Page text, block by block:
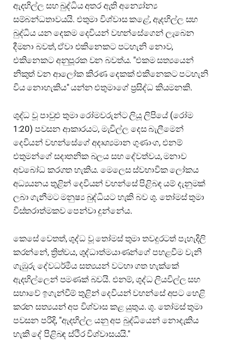
ඇදහිල්ල සහ බුද්ධිය අතර ඇති අන්‍යෝන්‍ය
සම්බන්ධතාවයයි. එතුමා විශ්වාස කළේ, ඇදහිල්ල සහ
බුද්ධිය යන දෙකම දෙවියන් වහන්සේගෙන් ලැබෙන
දීමනා බවත්, ඒවා එකිනෙකට පටහැනි නොව,
එකිනෙකට අනුපූරක වන බවත්ය. "එකම සත්‍යයෙන්
නිකුත් වන ආලෝක කිරණ දෙකක් එකිනෙකට පටහැනි
විය නොහැකිය" යන්න එතුමාගේ ප්‍රසිද්ධ කියමනකි.
ශුද්ධ වූ පාවුළු තුමා රෝමවරුන්ට ලියූ ලිපියේ (රෝම
1:20) පවසන ආකාරයට, මැවිල්ල දෙස බැලීමෙන්
දෙවියන් වහන්සේගේ අදෘශ්‍යමාන ගුණාංග, එනම්
එතුමන්ගේ සදාතනික බලය සහ දේවත්වය, මනාව
අවබෝධ කරගත හැකිය. මෙලෙස ස්වභාවික ලෝකය
අධ්‍යයනය තුළින් දෙවියන් වහන්සේ පිළිබඳ යම් දැනුමක්
ලබා ගැනීමට මනුෂ්‍ය බුද්ධියට හැකි බව ශු. තෝමස් තුමා
විස්තරාත්මකව පෙන්වා දුන්නේය.
කෙසේ වෙතත්, ශුද්ධ වූ තෝමස් තුමා තවදුරටත් පැහැදිලි
කරන්නේ, ත්‍රිත්වය, ශුද්ධාත්මයාණන්ගේ පහළවීම වැනි
ගැඹුරු දේවධර්මීය සත්‍යයන් වටහා ගත හැක්කේ
ඇදහිල්ලෙන් පමණක් බවයි. එනම්, ශුද්ධ ලියවිල්ල සහ
සභාවේ ඉගැන්වීම් තුළින් දෙවියන් වහන්සේ අපට හෙළි
කරන සත්‍යයන් අප විශ්වාස කළ යුතුය. ශු. තෝමස් තුමා
පවසන පරිදි, "ඇදහිල්ල යනු අප බුද්ධියෙන් නොදැකිය
හැකි දේ පිළිබඳ ස්ථිර විශ්වාසයයි."